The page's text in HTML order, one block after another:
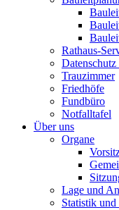
Rathaus-
Trauzimmer
Friedhöfe
Fundbüro
Notfalltafel
Über uns
Organe
Lage und
Statistik und